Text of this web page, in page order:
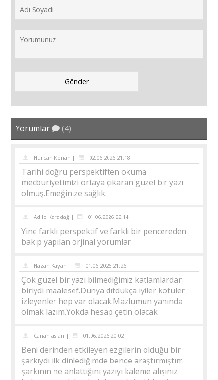
Yorumlar (4)
Nurcan Kenan | 02.06.2026 21:18
Tarihi doğru perspektiften okuma
mecburiyetimizi ortaya çıkaran güzel bir yazı
olmuş.Emeğinize sağlık.
Adile Karadağ | 01.06.2026 22:14
Yine farklı perspektif ve farklı bir pencereden
bakıp yapılan orjinal yorumlar
Nazan Kayan | 01.06.2026 21:26
Çok güzel bir yazı bilmediğimiz katlamlardan
biriydi maalesef.Dünya dıtdukça iyiler kötüler
izleyenler hep var olacak.Mazlumun yanında
olmak lazım.Yokda hesap çetin olacak
Canan aslan | 01.06.2026 20:02
Beni derinden etkileyen ezgilerin olduğu bir
şarkıydı ilk dinlediğimde bende araştırmıştım
şarkının ne anlattığını yazıyı kaleme alışınız